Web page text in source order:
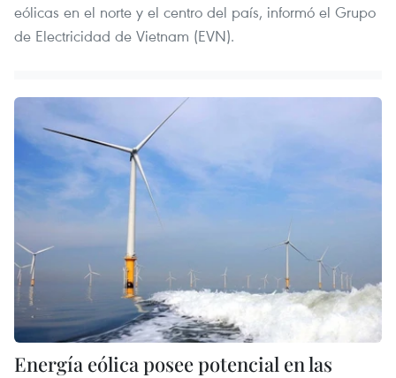
eólicas en el norte y el centro del país, informó el Grupo
de Electricidad de Vietnam (EVN).
Energía eólica posee potencial en las